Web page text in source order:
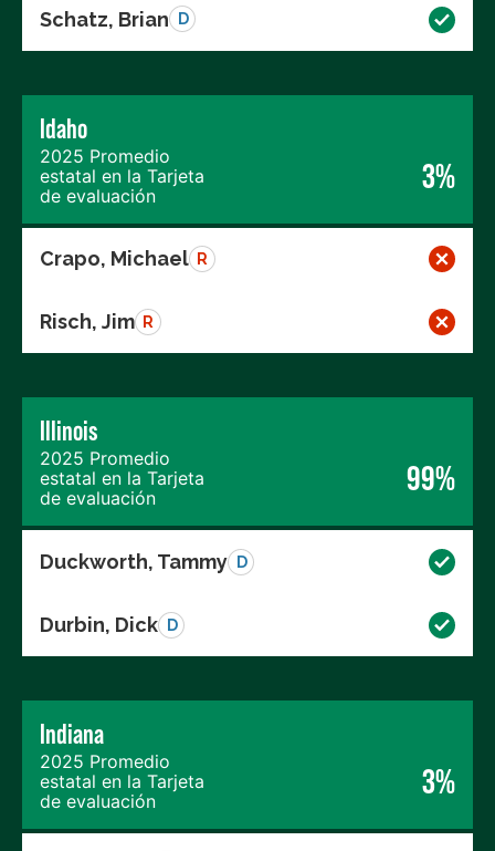
Schatz, Brian D
Idaho
2025 Promedio
estatal en la Tarjeta
de evaluación
3%
Crapo, Michael R
Risch, Jim R
Illinois
2025 Promedio
estatal en la Tarjeta
de evaluación
99%
Duckworth, Tammy D
Durbin, Dick D
Indiana
2025 Promedio
estatal en la Tarjeta
de evaluación
3%